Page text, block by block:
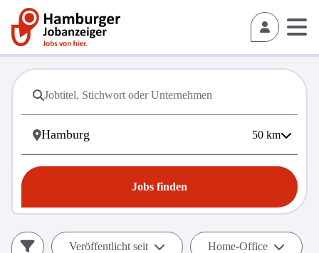
50 km
Jobs finden
Veröffentlicht seit Home-Office